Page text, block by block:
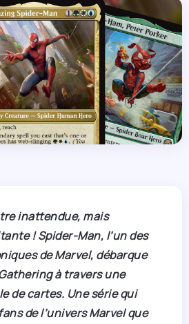
inattendue, mais
! Spider-Man, l’un des
de Marvel, débarque
à travers une
de cartes. Une série qui
de l’univers Marvel que